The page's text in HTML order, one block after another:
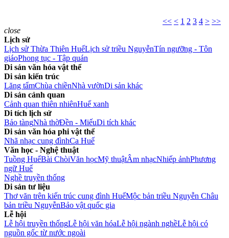
<< < 1 2 3 4 > >>
close
Lịch sử
Lịch sử Thừa Thiên HuếLịch sử triều NguyễnTín ngưỡng - Tôn
giáoPhong tục - Tập quán
Di sản văn hóa vật thể
Di sản kiến trúc
Lăng tẩmChùa chiềnNhà vườnDi sản khác
Di sản cảnh quan
Cảnh quan thiên nhiênHuế xanh
Di tích lịch sử
Bảo tàngNhà thờĐền - MiếuDi tích khác
Di sản văn hóa phi vật thể
Nhã nhạc cung đìnhCa Huế
Văn học - Nghệ thuật
Tuồng HuếBài ChòiVăn họcMỹ thuậtÂm nhạcNhiếp ảnhPhương
ngữ Huế
Nghề truyền thống
Di sản tư liệu
Thơ văn trên kiến trúc cung đình HuếMộc bản triều Nguyễn Châu
bản triều NguyễnBảo vật quốc gia
Lễ hội
Lễ hội truyền thốngLễ hội văn hóaLễ hội ngành nghềLễ hội có
nguồn gốc từ nước ngoài